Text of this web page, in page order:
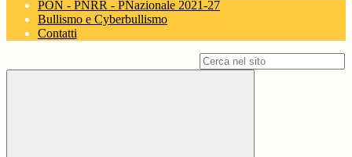
PON - PNRR - PNazionale 2021-27
Bullismo e Cyberbullismo
Contatti